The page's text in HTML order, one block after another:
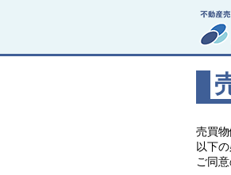
売買物
以下
ご同